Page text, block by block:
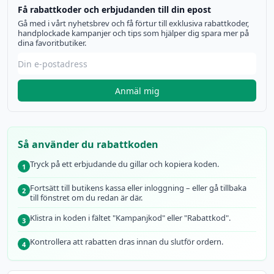
Få rabattkoder och erbjudanden till din epost
Gå med i vårt nyhetsbrev och få förtur till exklusiva rabattkoder,
handplockade kampanjer och tips som hjälper dig spara mer på
dina favoritbutiker.
Anmäl mig
Så använder du rabattkoden
1 Tryck på ett erbjudande du gillar och kopiera koden.
2 Fortsätt till butikens kassa eller inloggning – eller gå tillbaka
till fönstret om du redan är där.
3 Klistra in koden i fältet "Kampanjkod" eller "Rabattkod".
4 Kontrollera att rabatten dras innan du slutför ordern.